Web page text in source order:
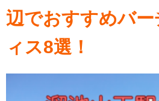
辺でおすすめバ
ィス8選！